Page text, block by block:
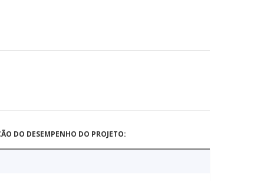
DO DESEMPENHO DO PROJETO: